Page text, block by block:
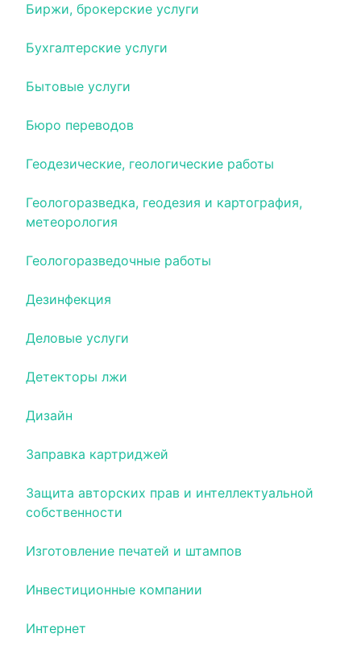
Биржи, брокерские услуги
Бухгалтерские услуги
Бытовые услуги
Бюро переводов
Геодезические, геологические работы
Геологоразведка, геодезия и картография,
метеорология
Геологоразведочные работы
Дезинфекция
Деловые услуги
Детекторы лжи
Дизайн
Заправка картриджей
Защита авторских прав и интеллектуальной
собственности
Изготовление печатей и штампов
Инвестиционные компании
Интернет